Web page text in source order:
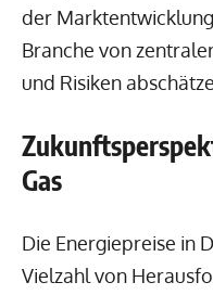
der
Branche von
und Risiken
Gas
Die Energiepreise in
Vielzahl von